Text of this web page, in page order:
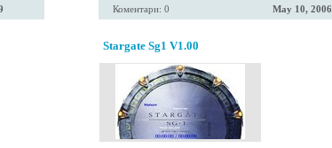
Коментари: 0
May 10, 2006
Stargate Sg1 V1.00